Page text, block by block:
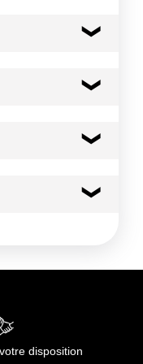
présure),
disposition